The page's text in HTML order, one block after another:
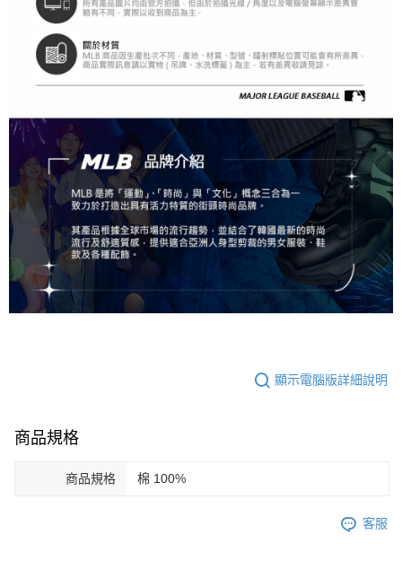
顯示電腦版詳細說明
商品規格
商品規格 棉 100%
客服